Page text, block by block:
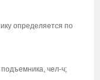
определяется по
чел-ч;